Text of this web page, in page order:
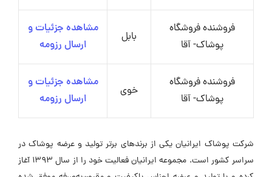
فروشنده فروشگاه
پوشاک- آقا
بابل
مشاهده جزئیات و
ارسال رزومه
فروشنده فروشگاه
پوشاک- آقا
خوی
مشاهده جزئیات و
ارسال رزومه
شرکت پوشاک ایرانیان یکی از برندهای برتر تولید و عرضه پوشاک در
سراسر کشور است. مجموعه ایرانیان فعالیت خود را از سال ۱۳۹۳ آغاز